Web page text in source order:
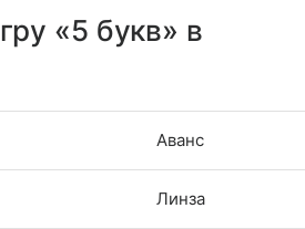
«5 букв» в
Аванс
Линза